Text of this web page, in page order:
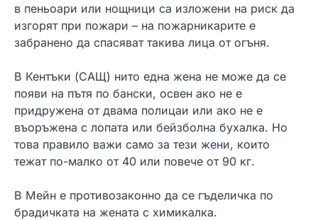
в пеньоари или нощници са изложени на риск да
изгорят при пожари – на пожарникарите е
забранено да спасяват такива лица от огъня.
В Кентъки (САЩ) нито една жена не може да се
появи на пътя по бански, освен ако не е
придружена от двама полицаи или ако не е
въоръжена с лопата или бейзболна бухалка. Но
това правило важи само за тези жени, които
тежат по-малко от 40 или повече от 90 кг.
В Мейн е противозаконно да се гъделичка по
брадичката на жената с химикалка.